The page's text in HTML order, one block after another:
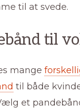
til at svede.
til
mange
til både
et